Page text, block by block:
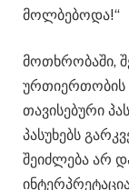
მოლბებოდა!“
მოთხრობაში,
ურთიერთობის
თავისებური
პასუხებს
შეიძლება არ